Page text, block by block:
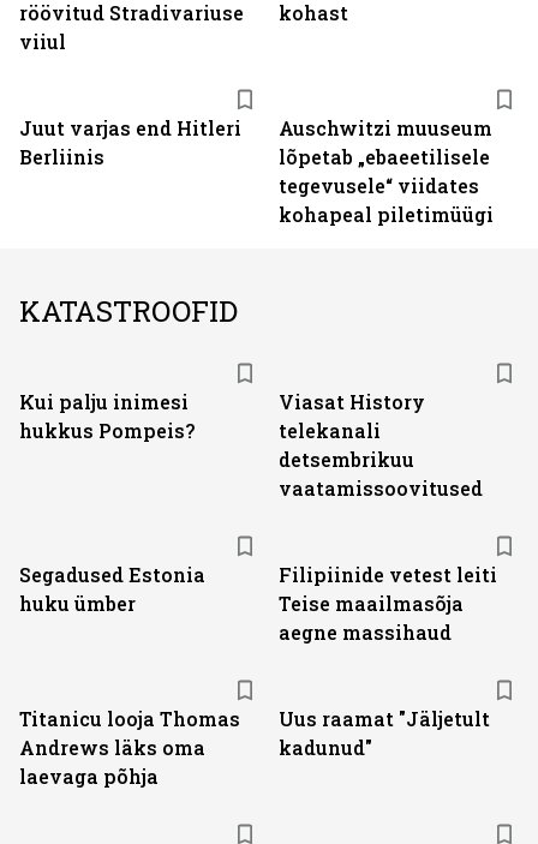
röövitud Stradivariuse
viiul
kohast
Juut varjas end Hitleri
Berliinis
Auschwitzi muuseum
lõpetab „ebaeetilisele
tegevusele“ viidates
kohapeal piletimüügi
KATASTROOFID
Kui palju inimesi
hukkus Pompeis?
Viasat History
telekanali
detsembrikuu
vaatamissoovitused
Segadused Estonia
huku ümber
Filipiinide vetest leiti
Teise maailmasõja
aegne massihaud
Titanicu looja Thomas
Andrews läks oma
laevaga põhja
Uus raamat "Jäljetult
kadunud"